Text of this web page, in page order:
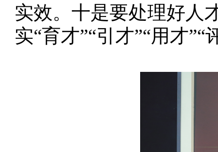
实效。十是要处理好人
实“育才”“引才”“用才